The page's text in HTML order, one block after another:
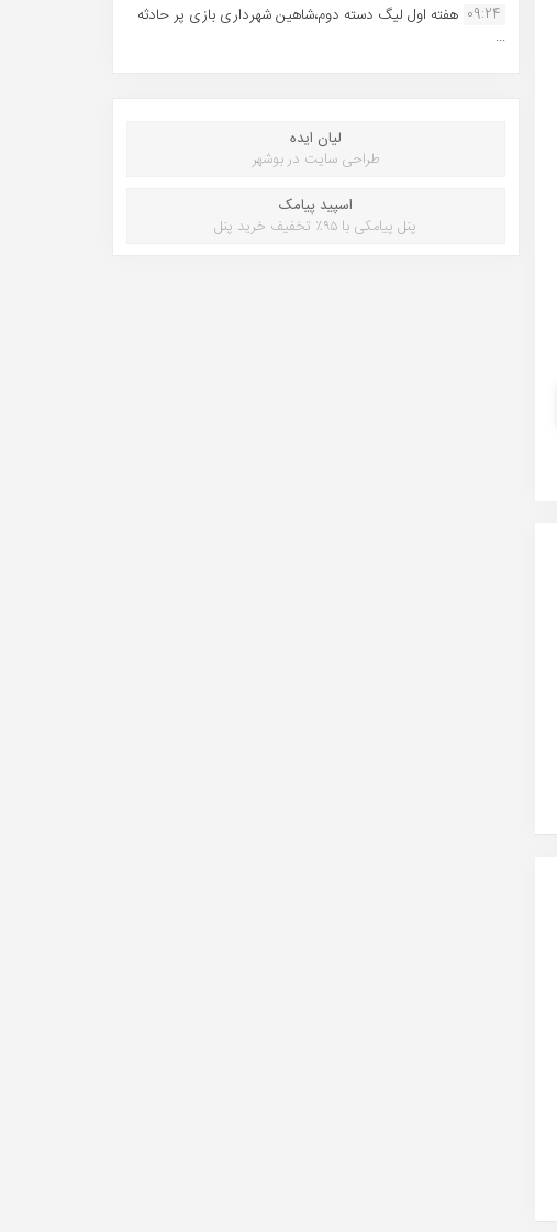
09:24 هفته اول لیگ دسته دوم،شاهین شهرداری بازی پر حادثه
...
لیان ایده
طراحی سایت در بوشهر
اسپید پیامک
پنل پیامکی با ۹۵٪ تخفیف خرید پنل